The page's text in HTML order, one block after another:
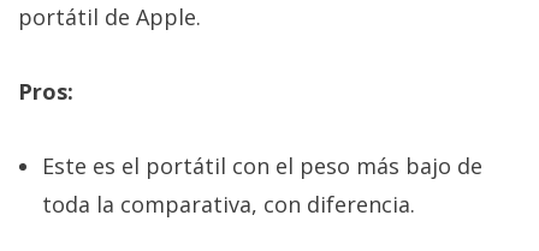
portátil de Apple.
Pros:
Este es el portátil con el peso más bajo de
toda la comparativa, con diferencia.